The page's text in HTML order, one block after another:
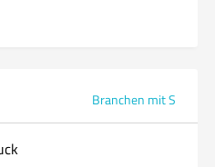
Branchen mit S